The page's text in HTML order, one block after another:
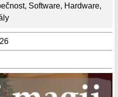
, Software, Hardware,